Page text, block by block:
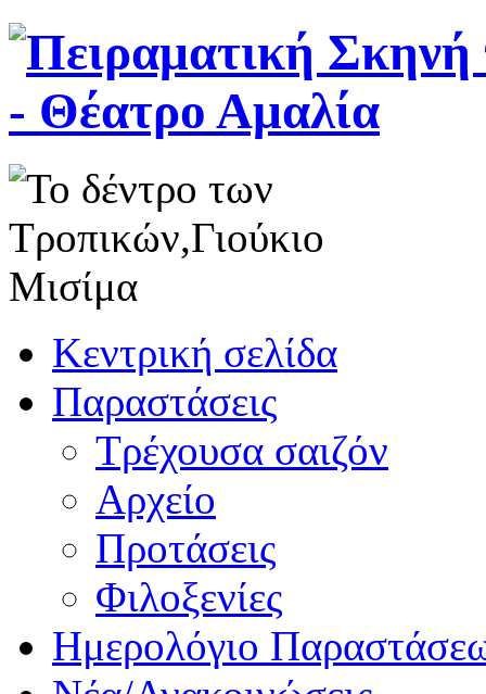
Κεντρική σελίδα
Παραστάσεις
Τρέχουσα σαιζόν
Αρχείο
Προτάσεις
Φιλοξενίες
Ημερολόγιο